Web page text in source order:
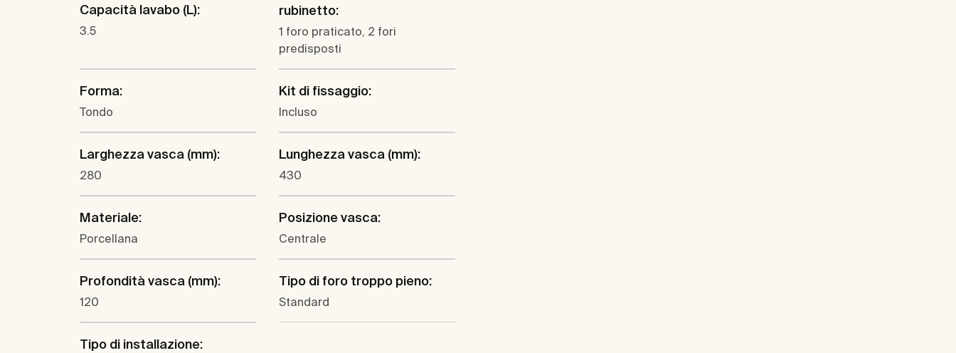
Capacità lavabo (L):
3.5
rubinetto:
1 foro praticato, 2 fori
predisposti
Forma:
Tondo
Kit di fissaggio:
Incluso
Larghezza vasca (mm):
280
Lunghezza vasca (mm):
430
Materiale:
Porcellana
Posizione vasca:
Centrale
Profondità vasca (mm):
120
Tipo di foro troppo pieno:
Standard
Tipo di installazione: